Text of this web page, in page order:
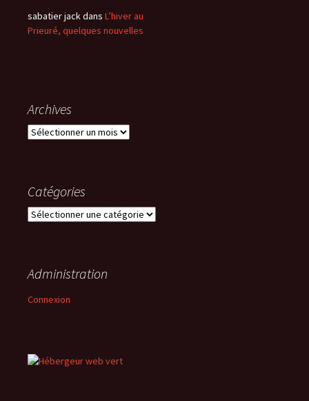
sabatier jackdans L’hiver au
Prieuré, quelques nouvelles
Archives
Archives
Catégories
Catégories
Administration
Connexion